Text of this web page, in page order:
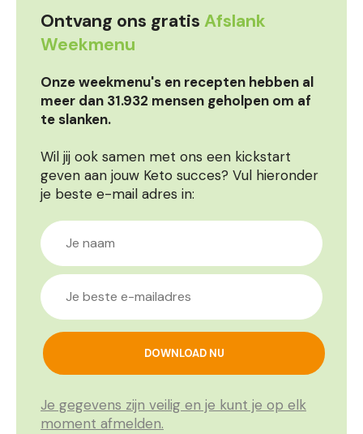
Ontvang ons gratis Afslank
Weekmenu
Onze weekmenu's en recepten hebben al
meer dan 31.932 mensen geholpen om af
te slanken.
Wil jij ook samen met ons een kickstart
geven aan jouw Keto succes? Vul hieronder
je beste e-mail adres in:
Je gegevens zijn veilig en je kunt je op elk
moment afmelden.